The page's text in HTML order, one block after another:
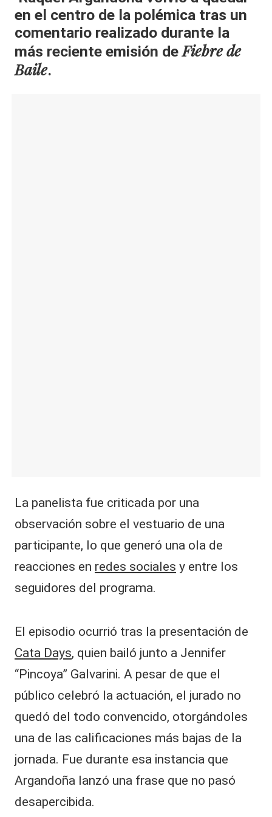
al
it
y
s,
en el centro de la polémica tras un
comentario realizado durante la
más reciente emisión deFiebre de
Baile.
La panelista fue criticada por una
observación sobre el vestuario de una
participante, lo que generó una ola de
reacciones en redes sociales y entre los
seguidores del programa.
El episodio ocurrió tras la presentación de
Cata Days, quien bailó junto a Jennifer
“Pincoya” Galvarini. A pesar de que el
público celebró la actuación, el jurado no
quedó del todo convencido, otorgándoles
una de las calificaciones más bajas de la
jornada. Fue durante esa instancia que
Argandoña lanzó una frase que no pasó
desapercibida.